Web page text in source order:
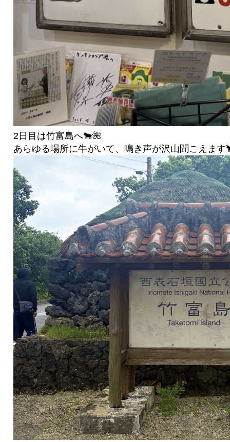
2日目は竹富島へ🐂🌺
あらゆる場所に牛がいて、鳴き声が沢山聞こえます